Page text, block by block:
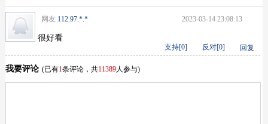
网友 112.97.*.* 2023-03-14 23:08:13
很好看
回复
反对[0]
支持[0]
我要评论 (已有1条评论，共11389人参与)